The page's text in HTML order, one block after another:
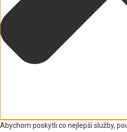
Abychom poskytli co nejlepší služby,